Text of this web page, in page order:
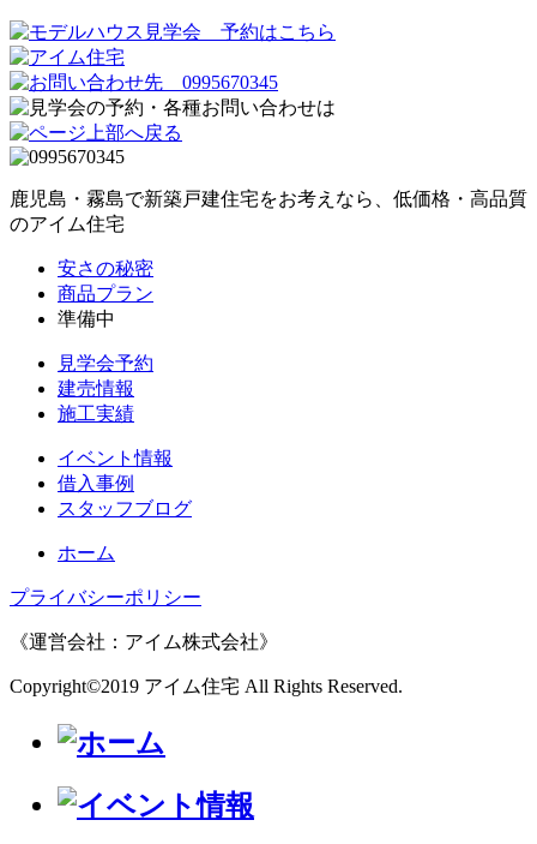
鹿児島・霧島で新築戸建住宅をお考えなら、低価格・高品質
のアイム住宅
安さの秘密
商品プラン
準備中
見学会予約
建売情報
施工実績
イベント情報
借入事例
スタッフブログ
ホーム
プライバシーポリシー
《運営会社：アイム株式会社》
Copyright©2019 アイム住宅 All Rights Reserved.